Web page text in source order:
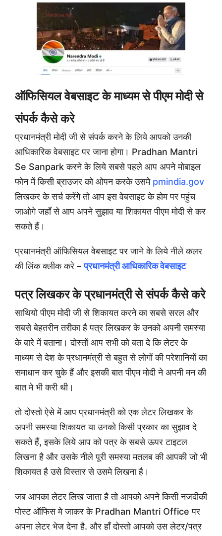
ऑफिसियल वेबसाइट के माध्यम से पीएम मोदी से
संपर्क कैसे करे
प्रधानमंत्री मोदी जी से संपर्क करने के लिये आपको उनकी
आधिकारिक वेबसाइट पर जाना होगा। Pradhan Mantri
Se Sanpark करने के लिये सबसे पहले आप अपने मोबाइल
फोन में किसी ब्राउजर को ओपन करके उसमे pmindia.gov
लिखकर के सर्च करेंगे तो आप इस वेबसाइट के होम पर पहुंच
जाओगे जहाँ से आप अपने सुझाव या शिकायत पीएम मोदी से कर
सकते हैं।
प्रधानमंत्री ऑफिसियल वेबसाइट पर जाने के लिये नीले कलर
की लिंक क्लीक करे –प्रधानमंत्री आधिकारिक वेबसाइट
पत्र लिखकर के प्रधानमंत्री से संपर्क कैसे करे
साथियो पीएम मोदी जी से शिकायत करने का सबसे सरल और
सबसे बेहतरीन तरीका है पत्र लिखकर के उनको अपनी समस्या
के बारे में बताना। दोस्तों आप सभी को बता दे कि लेटर के
माध्यम से देश के प्रधानमंत्री से बहुत से लोगों की परेशानियों का
समाधान कर चुके हैं और इसकी बात पीएम मोदी ने अपनी मन की
बात मे भी करी थी।
तो दोस्तो ऐसे में आप प्रधानमंत्री को एक लेटर लिखकर के
अपनी समस्या शिकायत या उनको किसी प्रकार का सुझाव दे
सकते हैं, इसके लिये आप को पत्र के सबसे ऊपर टाइटल
लिखना है और उसके नीले पूरी समस्या मतलब की आपकी जो भी
शिकायत है उसे विस्तार से उसमे लिखना है।
जब आपका लेटर लिख जाता है तो आपको अपने किसी नजदीकी
पोस्ट ऑफिस मे जाकर के Pradhan Mantri Office पर
अपना लेटर भेज देना है. और हाँ दोस्तो आपको उस लेटर/पत्र